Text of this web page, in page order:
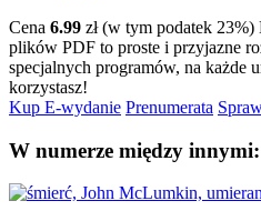
Cena 6.99 zł (w tym podatek 23%)
plików PDF to proste i przyjazne
specjalnych programów, na każde
korzystasz!
Kup E-wydanie Prenumerata
W numerze między innymi: